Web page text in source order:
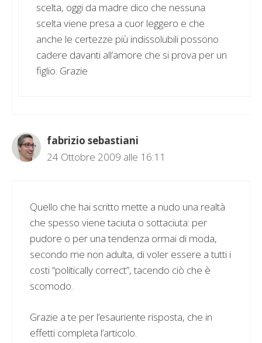
scelta, oggi da madre dico che nessuna
scelta viene presa a cuor leggero e che
anche le certezze più indissolubili possono
cadere davanti all’amore che si prova per un
figlio. Grazie
fabrizio sebastiani
24 Ottobre 2009 alle 16:11
Quello che hai scritto mette a nudo una realtà
che spesso viene taciuta o sottaciuta: per
pudore o per una tendenza ormai di moda,
secondo me non adulta, di voler essere a tutti i
costi “politically correct”, tacendo ciò che è
scomodo.
Grazie a te per l’esauriente risposta, che in
effetti completa l’articolo.